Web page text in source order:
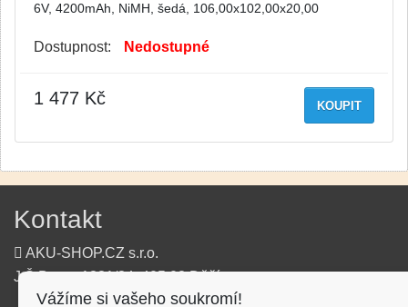
6V, 4200mAh, NiMH, šedá, 106,00x102,00x20,00
Dostupnost: Nedostupné
KOUPIT
1 477 Kč
Kontakt
AKU-SHOP.CZ s.r.o.
J.Š.Baara 1331/34, 405 02 Děčín
Vážíme si vašeho soukromí!